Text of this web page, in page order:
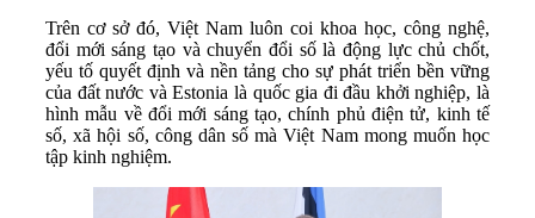
Trên cơ sở đó, Việt Nam luôn coi khoa học, công nghệ,
đổi mới sáng tạo và chuyển đổi số là động lực chủ chốt,
yếu tố quyết định và nền tảng cho sự phát triển bền vững
của đất nước và Estonia là quốc gia đi đầu khởi nghiệp, là
hình mẫu về đổi mới sáng tạo, chính phủ điện tử, kinh tế
số, xã hội số, công dân số mà Việt Nam mong muốn học
tập kinh nghiệm.